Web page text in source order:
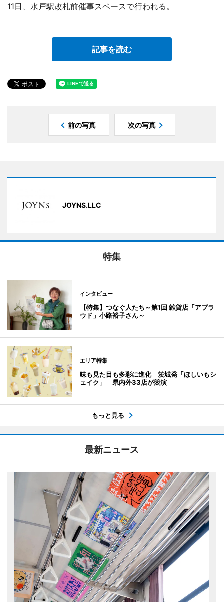
11日、水戸駅改札前催事スペースで行われる。
記事を読む
前の写真 次の写真
JOYNS.LLC
特集
インタビュー
【特集】つなぐ人たち～第1回 雑貨店「アプラ
ウド」小路裕子さん～
エリア特集
味も見た目も多彩に進化 茨城発「ほしいもシ
ェイク」 県内外33店が競演
もっと見る
最新ニュース